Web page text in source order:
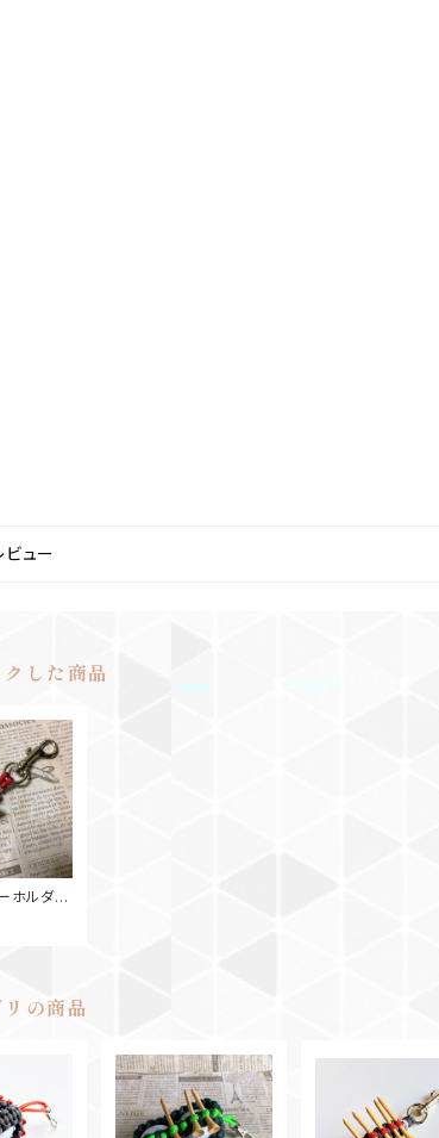
ビュー
した商品
ホルダー
の商品